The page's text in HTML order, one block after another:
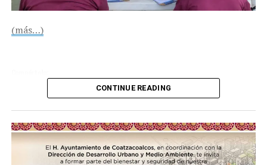
(más…)
CONTINUE READING